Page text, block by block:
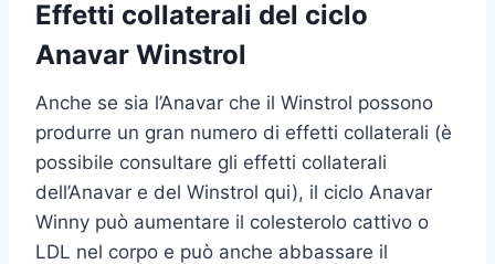
Effetti collaterali del ciclo
Anavar Winstrol
Anche se sia l’Anavar che il Winstrol possono
produrre un gran numero di effetti collaterali (è
possibile consultare gli effetti collaterali
dell’Anavar e del Winstrol qui), il ciclo Anavar
Winny può aumentare il colesterolo cattivo o
LDL nel corpo e può anche abbassare il